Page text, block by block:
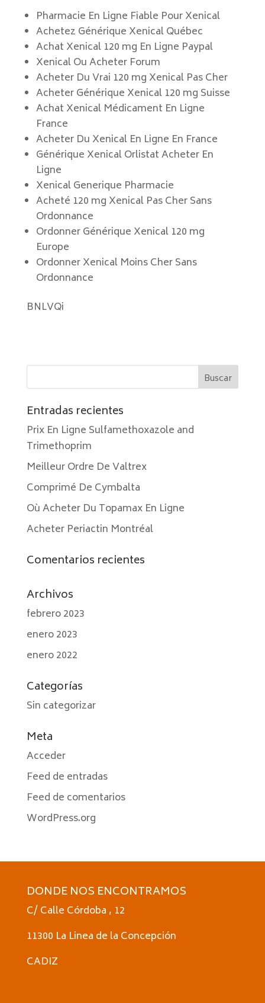
Pharmacie En Ligne Fiable Pour Xenical
Achetez Générique Xenical Québec
Achat Xenical 120 mg En Ligne Paypal
Xenical Ou Acheter Forum
Acheter Du Vrai 120 mg Xenical Pas Cher
Acheter Générique Xenical 120 mg Suisse
Achat Xenical Médicament En Ligne
France
Acheter Du Xenical En Ligne En France
Générique Xenical Orlistat Acheter En
Ligne
Xenical Generique Pharmacie
Acheté 120 mg Xenical Pas Cher Sans
Ordonnance
Ordonner Générique Xenical 120 mg
Europe
Ordonner Xenical Moins Cher Sans
Ordonnance
BNLVQi
Entradas recientes
Prix En Ligne Sulfamethoxazole and
Trimethoprim
Meilleur Ordre De Valtrex
Comprimé De Cymbalta
Où Acheter Du Topamax En Ligne
Acheter Periactin Montréal
Comentarios recientes
Archivos
febrero 2023
enero 2023
enero 2022
Categorías
Sin categorizar
Meta
Acceder
Feed de entradas
Feed de comentarios
WordPress.org
DONDE NOS ENCONTRAMOS
C/ Calle Córdoba , 12
11300 La Linea de la Concepción
CADIZ